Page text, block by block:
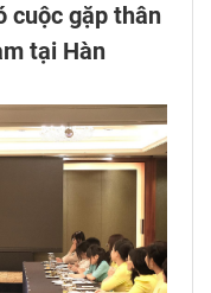
cuộc gặp thân
tại Hàn